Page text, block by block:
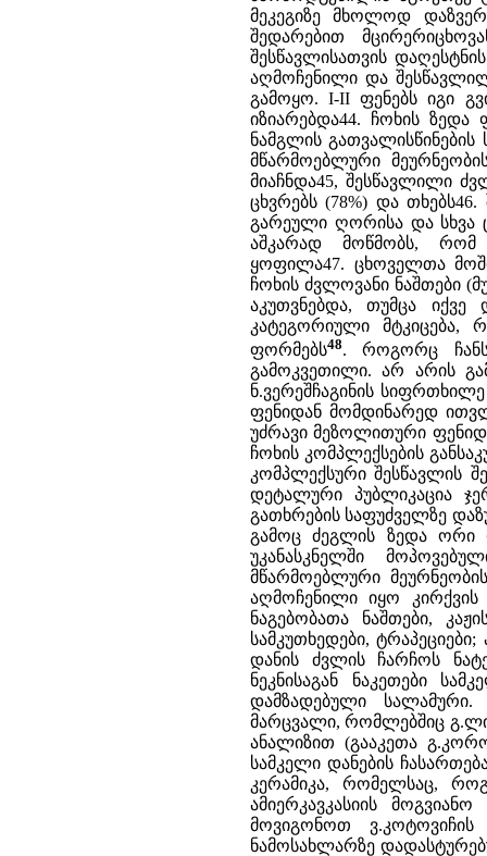
მეკეგიზე მხოლოდ
შედარებით
შესწავლისათვის
აღმოჩენილი და
გამოყო. I-II ფენებს იგი
იზიარებდა44. ჩოხის
ნამგლის
მწარმოებლური
მიაჩნდა45, შესწავლილი
ცხვრებს (78%) და
გარეული ღორისა და სხვა
აშკარად მოწმობს,
ყოფილა47. ცხოველთა
ჩოხის ძვლოვანი ნაშთები
აკუთვნებდა, თუმცა
კატეგორიული
ფორმებს48. როგორც
გამოკვეთილი. არ არის
ნ.ვერეშჩაგინის
ფენიდან მომდინარედ
უძრავი მეზოლითური
ჩოხის კომპლექსების
კომპლექსური შესწავლის
დეტალური პუბლიკაცია
გათხრების საფუძველზე
გამოც ძეგლის ზედა ორი
უკანასკნელში
მწარმოებლური
აღმოჩენილი იყო კირქვის
ნაგებობათა ნაშთები,
სამკუთხედები,
დანის ძვლის ჩარჩოს
ნეკნისაგან ნაკეთები
დამზადებული
მარცვალი, რომლებშიც
ანალიზით (გააკეთა
სამკელი დანების
კერამიკა, რომელსაც,
ამიერკავკასიის
მოვიგონოთ
ნამოსახლარზე